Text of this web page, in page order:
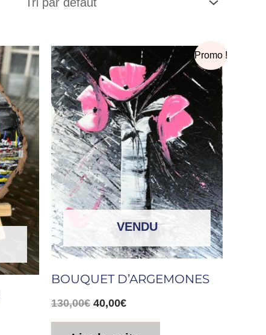
Promo !
VENDU
BOUQUET D’ARGEMONES
130,00€
Le
prix
initial
était :
130,00€.
40,00€
prix
actuel
est :
40,00€.